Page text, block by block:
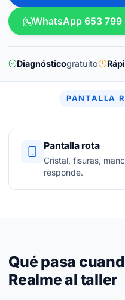
WhatsApp 653 799
Diagnósticogratuito
PANTALLA
Pantalla rota
Cristal, fisuras,
responde.
Qué pasa
Realme al taller